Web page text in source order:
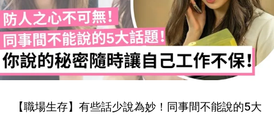
【職場生存】有些話少說為妙！同事間不能說的5大